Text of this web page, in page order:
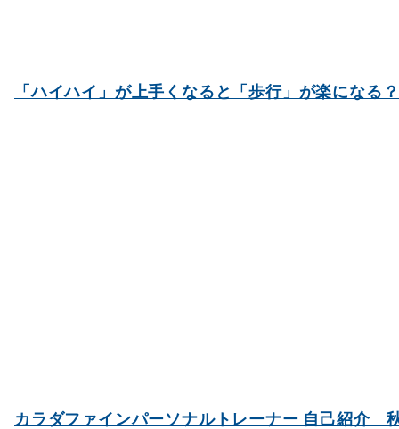
「ハイハイ」が上手くなると「歩行」が楽になる？
カラダファインパーソナルトレーナー 自己紹介